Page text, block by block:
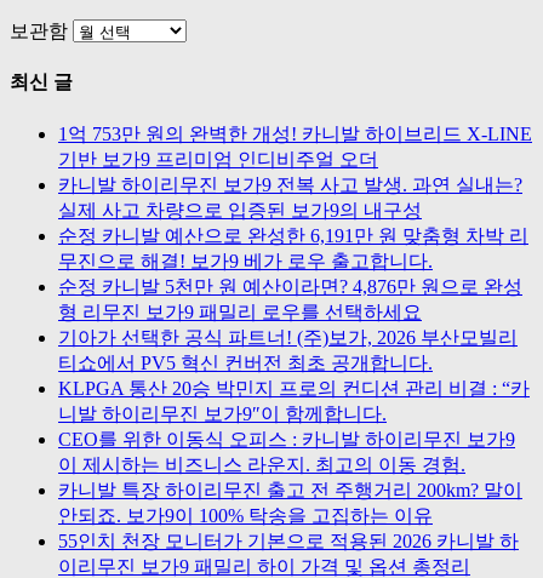
보관함
최신 글
1억 753만 원의 완벽한 개성! 카니발 하이브리드 X-LINE
기반 보가9 프리미엄 인디비주얼 오더
카니발 하이리무진 보가9 전복 사고 발생. 과연 실내는?
실제 사고 차량으로 입증된 보가9의 내구성
순정 카니발 예산으로 완성한 6,191만 원 맞춤형 차박 리
무진으로 해결! 보가9 베가 로우 출고합니다.
순정 카니발 5천만 원 예산이라면? 4,876만 원으로 완성
형 리무진 보가9 패밀리 로우를 선택하세요
기아가 선택한 공식 파트너! (주)보가, 2026 부산모빌리
티쇼에서 PV5 혁신 컨버전 최초 공개합니다.
KLPGA 통산 20승 박민지 프로의 컨디션 관리 비결 : “카
니발 하이리무진 보가9″이 함께합니다.
CEO를 위한 이동식 오피스 : 카니발 하이리무진 보가9
이 제시하는 비즈니스 라운지. 최고의 이동 경험.
카니발 특장 하이리무진 출고 전 주행거리 200km? 말이
안되죠. 보가9이 100% 탁송을 고집하는 이유
55인치 천장 모니터가 기본으로 적용된 2026 카니발 하
이리무진 보가9 패밀리 하이 가격 및 옵션 총정리